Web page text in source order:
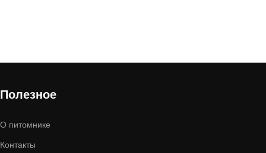
Полезное
О питомнике
Контакты